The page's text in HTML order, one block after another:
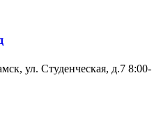
ул. Студенческая, д.7 8:00-